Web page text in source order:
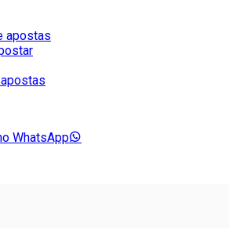
apostas
WhatsApp